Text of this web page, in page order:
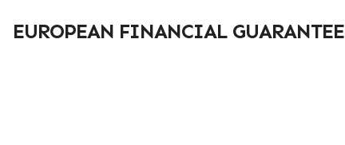
treści
EUROPEAN FINANCIAL GUARANTEE